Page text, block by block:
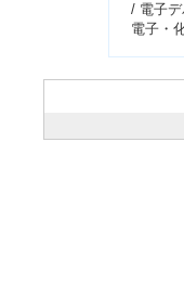
/ 電子
電子・